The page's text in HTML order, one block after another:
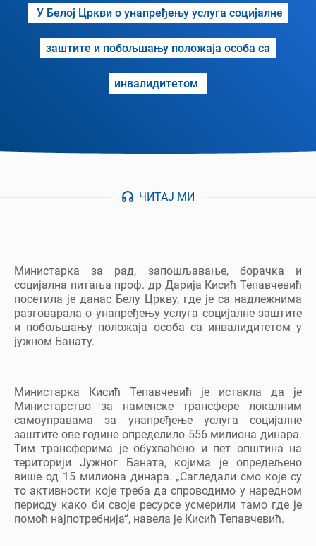
У Белој Цркви о унапређењу услуга социјалне
заштите и побољшању положаја особа са
инвалидитетом
ЧИТАЈ МИ
Министарка за рад, запошљавање, борачка и
социјална питања проф. др Дарија Кисић Тепавчевић
посетила је данас Белу Цркву, где је са надлежнима
разговарала о унапређењу услуга социјалне заштите
и побољшању положаја особа са инвалидитетом у
јужном Банату.
Министарка Кисић Тепавчевић је истакла да је
Министарство за наменске трансфере локалним
самоуправама за унапређење услуга социјалне
заштите ове године определило 556 милиона динара.
Тим трансферима је обухваћено и пет општина на
територији Јужног Баната, којима је опредељено
више од 15 милиона динара. „Сагледали смо које су
то активности које треба да спроводимо у наредном
периоду како би своје ресурсе усмерили тамо где је
помоћ најпотребнија“, навела је Кисић Тепавчевић.